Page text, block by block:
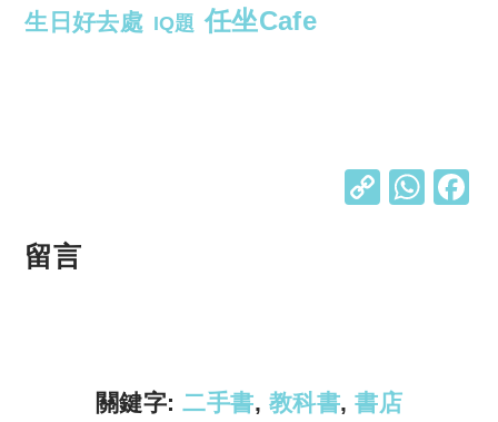
生日好去處 IQ題 任坐Cafe
C
k
W
留言
關鍵字:二手書, 教科書, 書店